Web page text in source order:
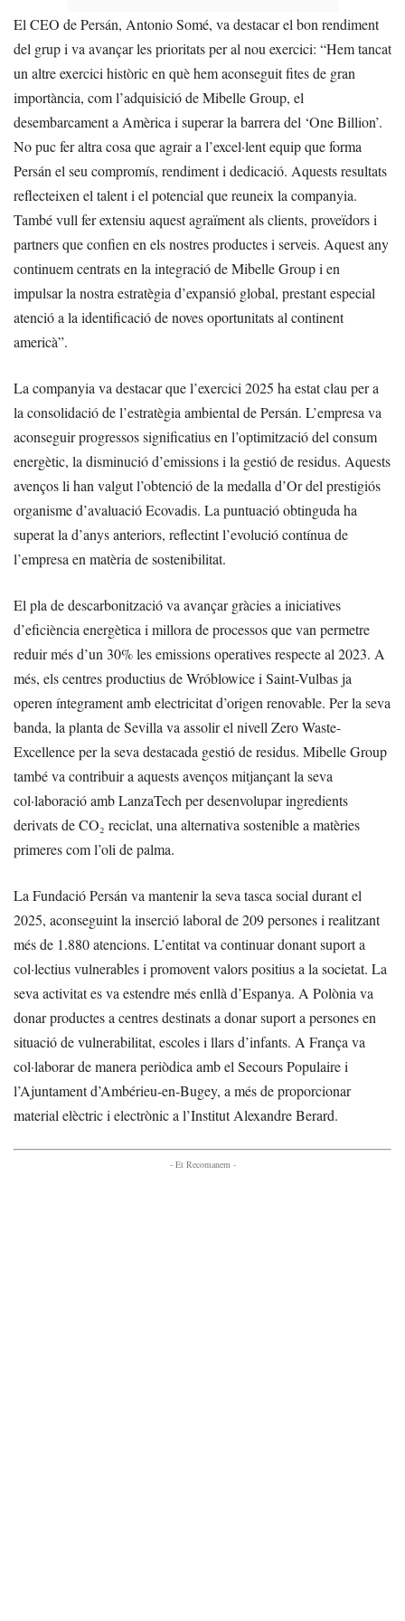
El CEO de Persán, Antonio Somé, va destacar el bon rendiment
del grup i va avançar les prioritats per al nou exercici: “Hem tancat
un altre exercici històric en què hem aconseguit fites de gran
importància, com l’adquisició de Mibelle Group, el
desembarcament a Amèrica i superar la barrera del ‘One Billion’.
No puc fer altra cosa que agrair a l’excel·lent equip que forma
Persán el seu compromís, rendiment i dedicació. Aquests resultats
reflecteixen el talent i el potencial que reuneix la companyia.
També vull fer extensiu aquest agraïment als clients, proveïdors i
partners que confien en els nostres productes i serveis. Aquest any
continuem centrats en la integració de Mibelle Group i en
impulsar la nostra estratègia d’expansió global, prestant especial
atenció a la identificació de noves oportunitats al continent
americà”.
La companyia va destacar que l’exercici 2025 ha estat clau per a
la consolidació de l’estratègia ambiental de Persán. L’empresa va
aconseguir progressos significatius en l’optimització del consum
energètic, la disminució d’emissions i la gestió de residus. Aquests
avenços li han valgut l’obtenció de la medalla d’Or del prestigiós
organisme d’avaluació Ecovadis. La puntuació obtinguda ha
superat la d’anys anteriors, reflectint l’evolució contínua de
l’empresa en matèria de sostenibilitat.
El pla de descarbonització va avançar gràcies a iniciatives
d’eficiència energètica i millora de processos que van permetre
reduir més d’un 30% les emissions operatives respecte al 2023. A
més, els centres productius de Wróblowice i Saint-Vulbas ja
operen íntegrament amb electricitat d’origen renovable. Per la seva
banda, la planta de Sevilla va assolir el nivell Zero Waste-
Excellence per la seva destacada gestió de residus. Mibelle Group
també va contribuir a aquests avenços mitjançant la seva
col·laboració amb LanzaTech per desenvolupar ingredients
derivats de CO₂ reciclat, una alternativa sostenible a matèries
primeres com l’oli de palma.
La Fundació Persán va mantenir la seva tasca social durant el
2025, aconseguint la inserció laboral de 209 persones i realitzant
més de 1.880 atencions. L’entitat va continuar donant suport a
col·lectius vulnerables i promovent valors positius a la societat. La
seva activitat es va estendre més enllà d’Espanya. A Polònia va
donar productes a centres destinats a donar suport a persones en
situació de vulnerabilitat, escoles i llars d’infants. A França va
col·laborar de manera periòdica amb el Secours Populaire i
l’Ajuntament d’Ambérieu-en-Bugey, a més de proporcionar
material elèctric i electrònic a l’Institut Alexandre Berard.
- Et Recomanem -